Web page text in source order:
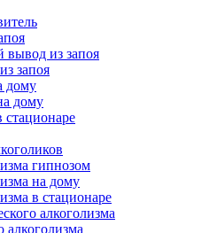
из запоя
запоя
дому
дому
стационаре
гипнозом
на дому
в стационаре
алкоголизма
алкоголизма